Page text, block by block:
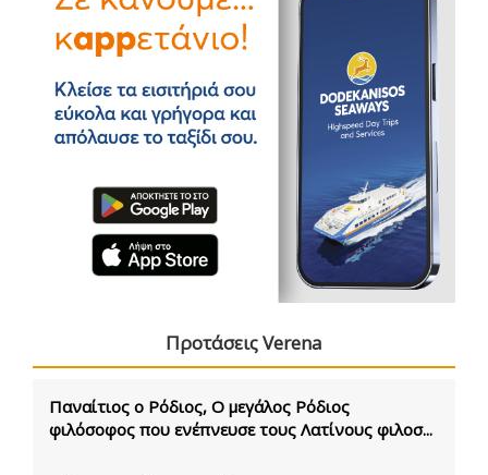
Προτάσεις Verena
Παναίτιος ο Ρόδιος, Ο μεγάλος Ρόδιος
φιλόσοφος που ενέπνευσε τους Λατίνους φιλοσ...